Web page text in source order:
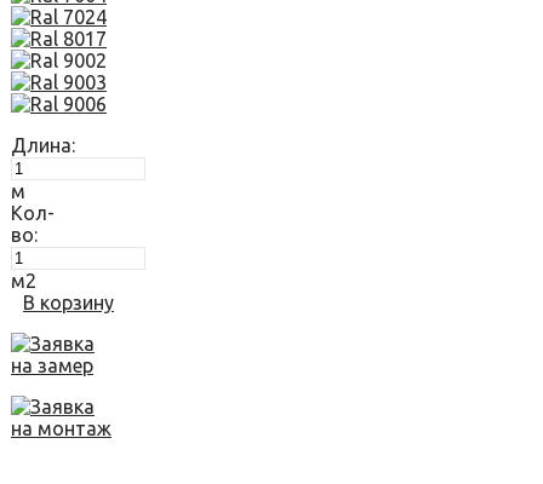
Длина:
м
Кол-
во:
м2
В корзину
Заявка
на замер
Заявка
на монтаж